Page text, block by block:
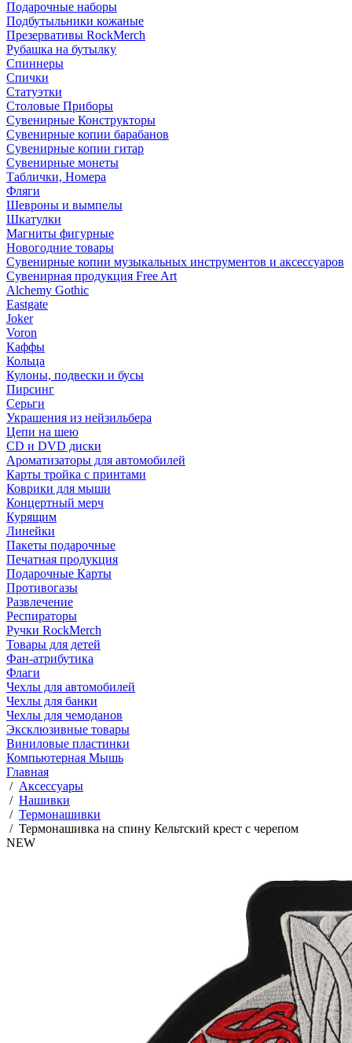
Подарочные наборы
Подбутыльники кожаные
Презервативы RockMerch
Рубашка на бутылку
Спиннеры
Спички
Статуэтки
Столовые Приборы
Сувенирные Конструкторы
Сувенирные копии барабанов
Сувенирные копии гитар
Сувенирные монеты
Таблички, Номера
Фляги
Шевроны и вымпелы
Шкатулки
Магниты фигурные
Новогодние товары
Сувенирные копии музыкальных инструментов и аксессуаров
Сувенирная продукция Free Art
Alchemy Gothic
Eastgate
Joker
Voron
Каффы
Кольца
Кулоны, подвески и бусы
Пирсинг
Серьги
Украшения из нейзильбера
Цепи на шею
CD и DVD диски
Ароматизаторы для автомобилей
Карты тройка с принтами
Коврики для мыши
Концертный мерч
Курящим
Линейки
Пакеты подарочные
Печатная продукция
Подарочные Карты
Противогазы
Развлечение
Респираторы
Ручки RockMerch
Товары для детей
Фан-атрибутика
Флаги
Чехлы для автомобилей
Чехлы для банки
Чехлы для чемоданов
Эксклюзивные товары
Виниловые пластинки
Компьютерная Мышь
Главная
/ Аксессуары
/ Нашивки
/ Термонашивки
/ Термонашивка на спину Кельтский крест с черепом
NEW